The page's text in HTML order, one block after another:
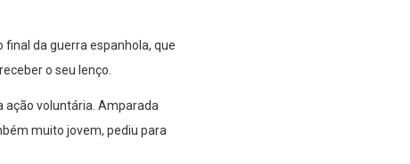
final da guerra espanhola, que
o seu lenço.
ação voluntária. Amparada
muito jovem, pediu para